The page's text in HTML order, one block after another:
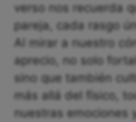
verso nos recuerda
pareja, cada rasgo
Al mirar a nuestro
aprecio, no solo
sino que también
más allá del físico,
nuestras emociones